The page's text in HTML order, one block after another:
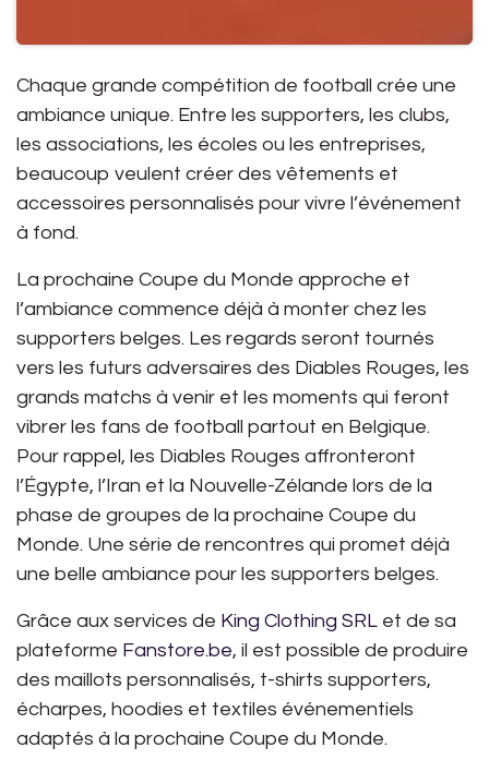
Chaque grande compétition de football crée une
ambiance unique. Entre les supporters, les clubs,
les associations, les écoles ou les entreprises,
beaucoup veulent créer des vêtements et
accessoires personnalisés pour vivre l’événement
à fond.
La prochaine Coupe du Monde approche et
l’ambiance commence déjà à monter chez les
supporters belges. Les regards seront tournés
vers les futurs adversaires des Diables Rouges, les
grands matchs à venir et les moments qui feront
vibrer les fans de football partout en Belgique.
Pour rappel, les Diables Rouges affronteront
l’Égypte, l’Iran et la Nouvelle-Zélande lors de la
phase de groupes de la prochaine Coupe du
Monde. Une série de rencontres qui promet déjà
une belle ambiance pour les supporters belges.
Grâce aux services de King Clothing SRL et de sa
plateforme Fanstore.be, il est possible de produire
des maillots personnalisés, t-shirts supporters,
écharpes, hoodies et textiles événementiels
adaptés à la prochaine Coupe du Monde.